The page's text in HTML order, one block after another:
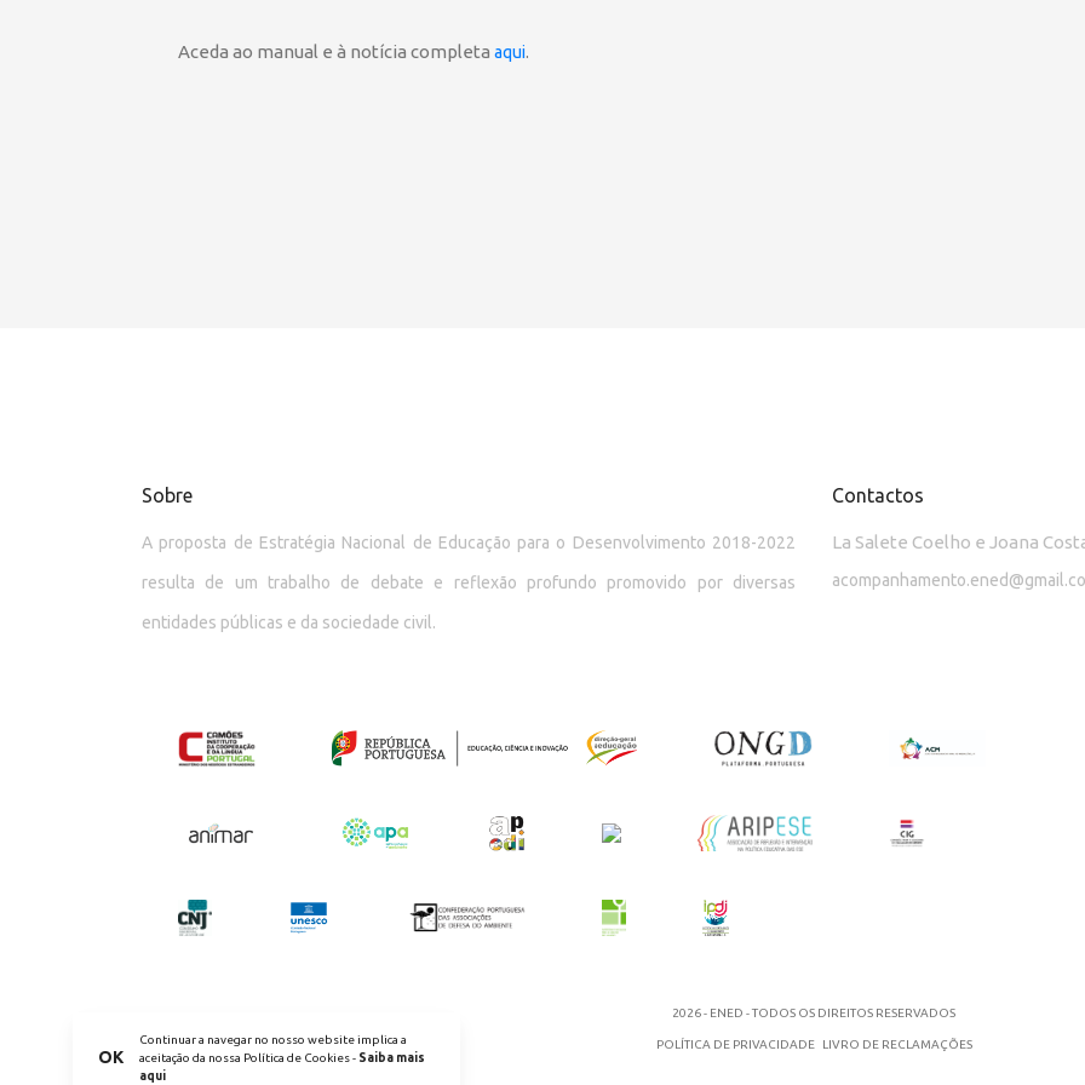
Aceda ao manual e à notícia completa aqui.
Sobre
A proposta de Estratégia Nacional de Educação para o Desenvolvimento 2018-2022
resulta de um trabalho de debate e reflexão profundo promovido por diversas
entidades públicas e da sociedade civil.
Contactos
La Salete Coelho e Joana
2026 - ENED - TODOS OS DIREITOS RESERVADOS
POLÍTICA DE PRIVACIDADE LIVRO DE RECLAMAÇÕES
Continuar a navegar no nosso website implica a
aceitação da nossa Política de Cookies - Saiba mais
aqui
OK